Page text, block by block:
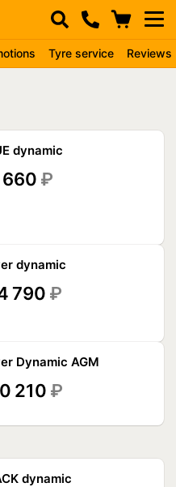
Tyre service Reviews
dynamic
₽
dynamic
790 ₽
Dynamic AGM
210 ₽
dynamic